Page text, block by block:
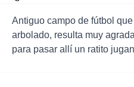
Antiguo campo de fútbol
arbolado, resulta muy
para pasar allí un ratito